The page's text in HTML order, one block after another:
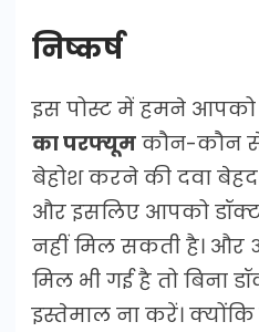
निष्कर्ष
इस पोस्ट में हमने आपको
का परफ्यूम कौन-कौन
बेहोश करने की दवा
और इसलिए आपको
नहीं मिल सकती है। और
मिल भी गई है तो बिना
इस्तेमाल ना करें।